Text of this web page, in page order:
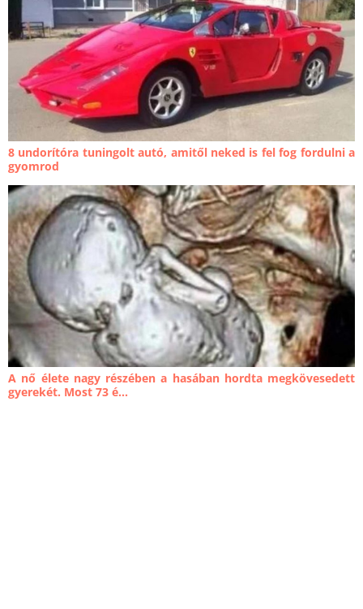
8 undorítóra tuningolt autó, amitől neked is fel fog fordulni a
gyomrod
A nő élete nagy részében a hasában hordta megkövesedett
gyerekét. Most 73 é...